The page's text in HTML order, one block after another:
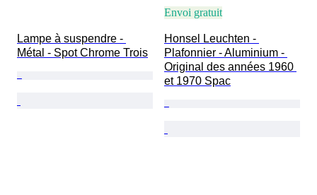
Lampe à suspendre -
Métal - Spot Chrome Trois
Envoi gratuit
Honsel Leuchten -
Plafonnier - Aluminium -
Original des années 1960
et 1970 Spac